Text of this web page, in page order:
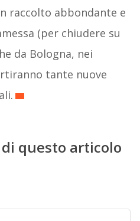
raccolto abbondante e
(per chiudere su
da Bologna, nei
tante nuove
questo articolo